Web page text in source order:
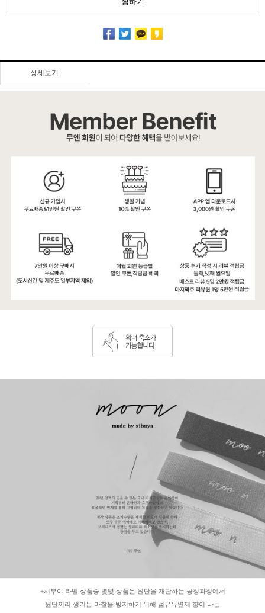
상세보기
+시부야 라벨 상품중 몇몇 상품은 원단을 재단하는 공정과정에서
원단끼리 생기는 마찰을 방지하기 위해 섬유유연제 향이 나는